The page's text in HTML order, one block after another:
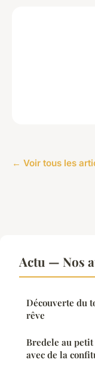
← Voir tous les
Actu — Nos
Découverte du
rêve
Bredele au
avec de la